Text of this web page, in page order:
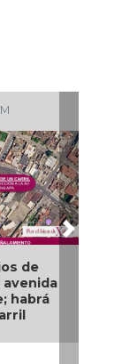
de
habrá
Next